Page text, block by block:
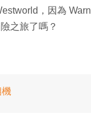
，因為
之旅了嗎？
機